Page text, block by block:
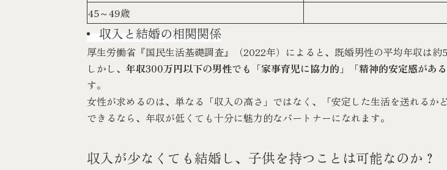
45～49歳
収入と結婚の相関関係
厚生労働省『国民生活基礎調査』（2022年）によると、既婚男性の平均年収は約
しかし、 年収300万円以下の男性でも「家事育児に協力的」「精神的安定感があ
す。
女性が求めるのは、単なる「収入の高さ」ではなく、「安定した生活を送れる
できるなら、年収が低くても十分に魅力的なパートナーになれます。
収入が少なくても結婚し、子供を持つことは可能なのか？